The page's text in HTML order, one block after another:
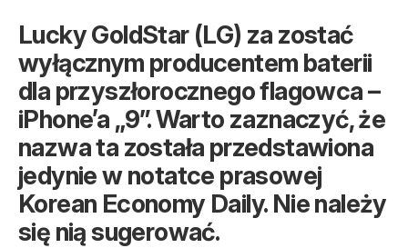
Lucky GoldStar (LG) za zostać
wyłącznym producentem baterii
dla przyszłorocznego flagowca –
iPhone’a „9”. Warto zaznaczyć, że
nazwa ta została przedstawiona
jedynie w notatce prasowej
Korean Economy Daily. Nie należy
się nią sugerować.